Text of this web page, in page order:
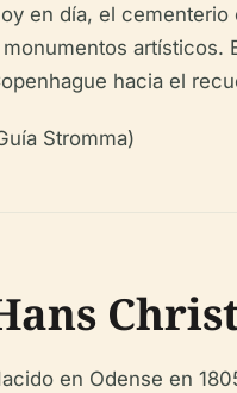
en día, el
artísticos.
hacia el
Stromma)
en Odense en